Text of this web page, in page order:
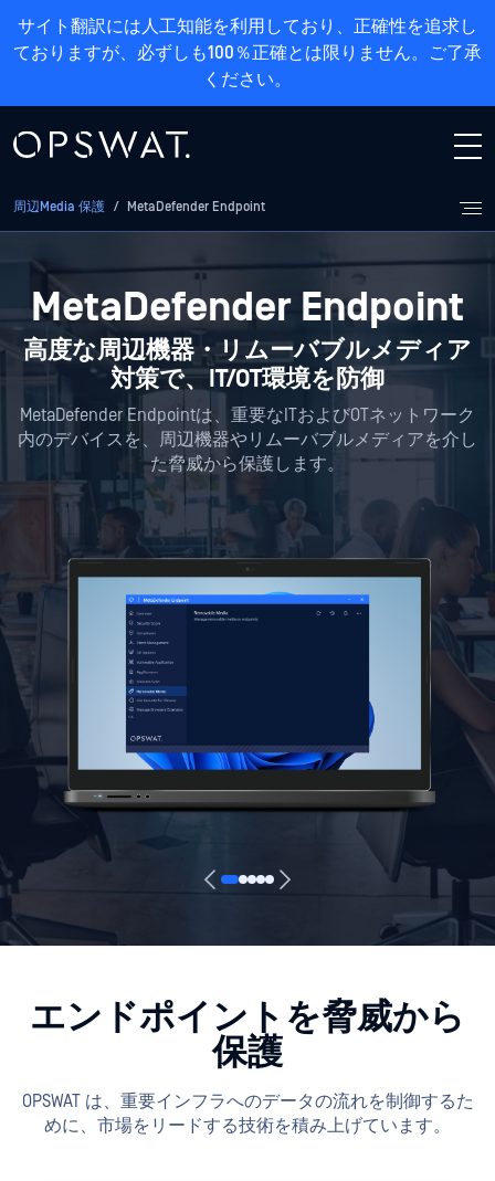
サイト翻訳には人工知能を利用しており、正確性を追求し
ておりますが、必ずしも100％正確とは限りません。ご了承
ください。
周辺Media 保護 / MetaDefender Endpoint
MetaDefender Endpoint
高度な周辺機器・リムーバブルメディア
対策で、IT/OT環境を防御
MetaDefender Endpointは、重要なITおよびOTネットワーク
内のデバイスを、周辺機器やリムーバブルメディアを介し
た脅威から保護します。
エンドポイントを脅威から
保護
OPSWAT は、重要インフラへのデータの流れを制御するた
めに、市場をリードする技術を積み上げています。